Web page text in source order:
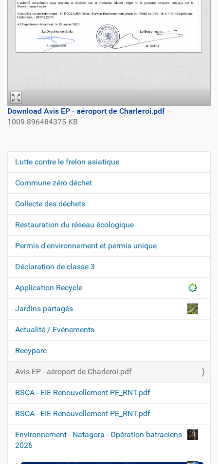
Download Avis EP - aéroport de Charleroi.pdf —
1009.896484375 KB
N
a
v
i
g
a
t
i
n
Lutte contre le frelon asiatique
Commune zéro déchet
Collecte des déchets
Restauration du réseau écologique
Permis d'environnement et permis unique
Déclaration de classe 3
Application Recycle
Jardins partagés
Actualité / Evénements
Recyparc
Avis EP - aéroport de Charleroi.pdf
BSCA - EIE Renouvellement PE_RNT.pdf
BSCA - EIE Renouvellement PE_RNT.pdf
Environnement - Natagora - Opération batraciens
2026